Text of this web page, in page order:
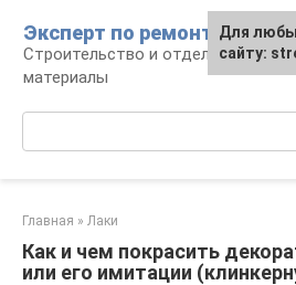
контенту
Эксперт по ремонту
Строительство и отделка:
материалы
Главная » Лаки
Как и чем покрасить
или его имитации
Для
сайту:
Для
сайту: